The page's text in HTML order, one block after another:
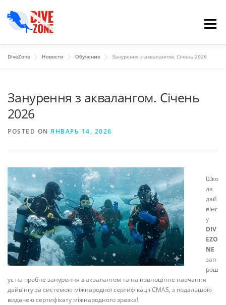
Menu
DiveZone Новости Обучение Занурення з аквалангом. Січень 2026
Занурення з аквалангом. Січень
2026
POSTED ON ЯНВАРЬ 14, 2026
Шко
ла
дай
вінг
у
DIV
EZO
NE
зап
рош
ує на пробне занурення з аквалангом та на повноцінне навчання
дайвінгу за системою міжнародної сертифікації CMAS, з подальшою
видачею сертифікату міжнародного зразка!